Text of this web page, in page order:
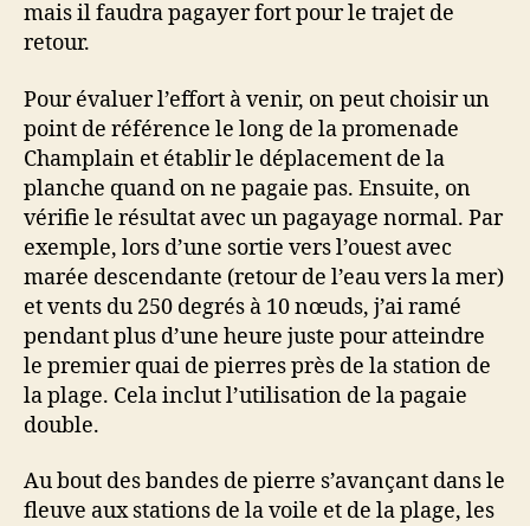
mais il faudra pagayer fort pour le trajet de
retour.
Pour évaluer l’effort à venir, on peut choisir un
point de référence le long de la promenade
Champlain et établir le déplacement de la
planche quand on ne pagaie pas. Ensuite, on
vérifie le résultat avec un pagayage normal. Par
exemple, lors d’une sortie vers l’ouest avec
marée descendante (retour de l’eau vers la mer)
et vents du 250 degrés à 10 nœuds, j’ai ramé
pendant plus d’une heure juste pour atteindre
le premier quai de pierres près de la station de
la plage. Cela inclut l’utilisation de la pagaie
double.
Au bout des bandes de pierre s’avançant dans le
fleuve aux stations de la voile et de la plage, les